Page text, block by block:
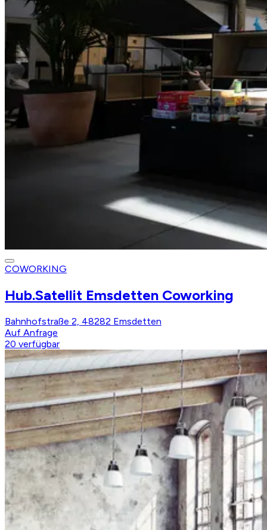
COWORKING
Hub.Satellit Emsdetten Coworking
Bahnhofstraße 2, 48282 Emsdetten
Auf Anfrage
20 verfügbar